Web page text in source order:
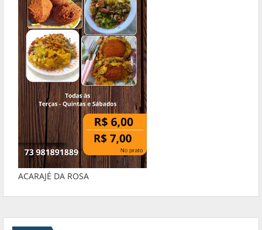
ACARAJÉ DA ROSA